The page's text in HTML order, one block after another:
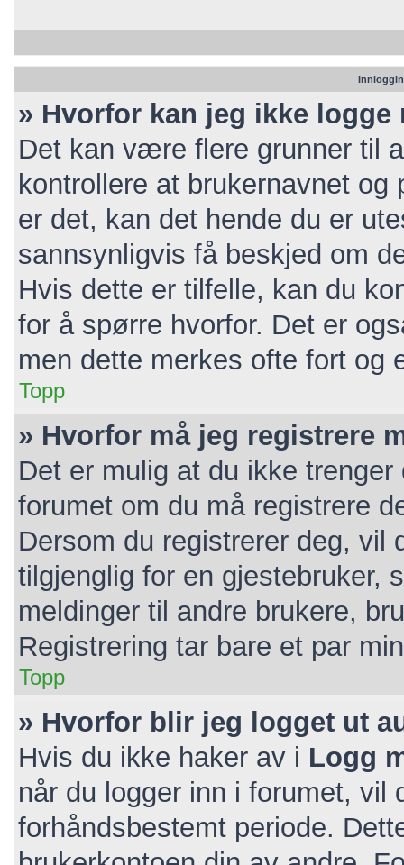
» Hvorfor kan jeg ikke logge
Det kan være flere grunner til
kontrollere at brukernavnet
er det, kan det hende du er
sannsynligvis få beskjed om
Hvis dette er tilfelle, kan du
for å spørre hvorfor. Det er
men dette merkes ofte fort og
Topp
» Hvorfor må jeg registrere
Det er mulig at du ikke
forumet om du må registrere
Dersom du registrerer deg, vil
tilgjenglig for en gjestebruker,
meldinger til andre brukere,
Registrering tar bare et par
Topp
» Hvorfor blir jeg logget ut
Hvis du ikke haker av i Logg
når du logger inn i forumet,
forhåndsbestemt periode.